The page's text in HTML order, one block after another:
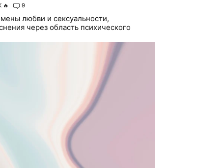
🔥 9
любви и сексуальности,
через область психического